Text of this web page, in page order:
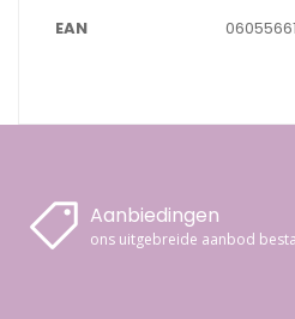
EAN
Aanbiedingen
ons uitgebreide aanbod